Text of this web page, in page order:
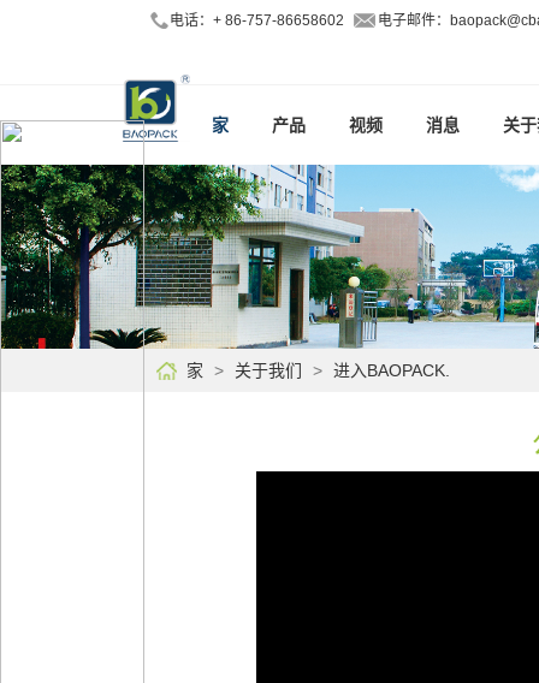
电话：+ 86-757-86658602 电子邮件：
家 产品 视频 消息 关
家 关于我们 进入BAOPACK.